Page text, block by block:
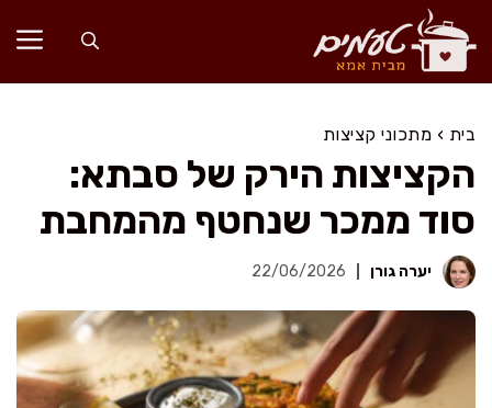
לדלג
לתוכן
בית › מתכוני קציצות
הקציצות הירק של סבתא:
סוד ממכר שנחטף מהמחבת
יערה גורן 22/06/2026